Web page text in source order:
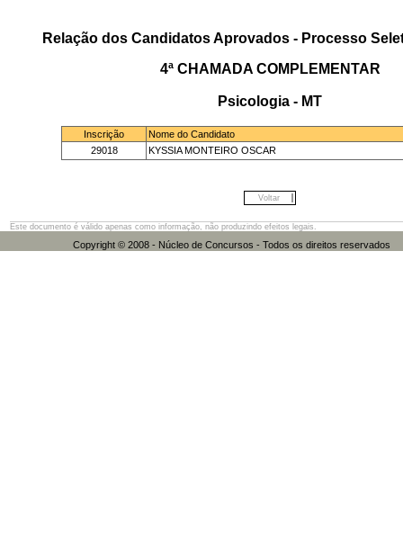
Relação dos Candidatos Aprovados - Processo
4ª CHAMADA COMPLEMENTAR
Psicologia - MT
Inscrição
Nome do Candidato
29018
KYSSIA MONTEIRO OSCAR
Voltar
Este documento é válido apenas como informação, não produzindo efeitos legais.
Copyright © 2008 - Núcleo de Concursos - Todos os direitos